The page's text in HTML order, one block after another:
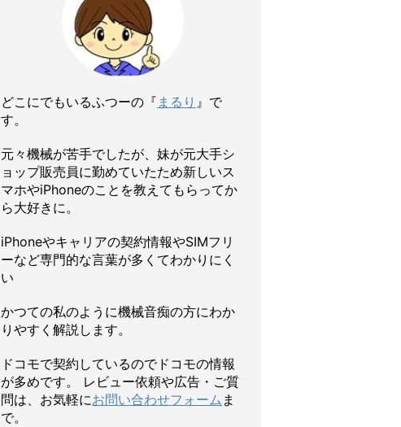
どこにでもいるふつーの『 まるり 』で
す。
元々機械が苦手でしたが、妹が元大手シ
ョップ販売員に勤めていたため新しいス
マホやiPhoneのことを教えてもらってか
ら大好きに。
iPhoneやキャリアの契約情報やSIMフリ
ーなど専門的な言葉が多くてわかりにく
い
かつての私のように機械音痴の方にわか
りやすく解説します。
ドコモで契約しているのでドコモの情報
が多めです。 レビュー依頼や広告・ご質
問は、お気軽にお問い合わせフォーム ま
で。